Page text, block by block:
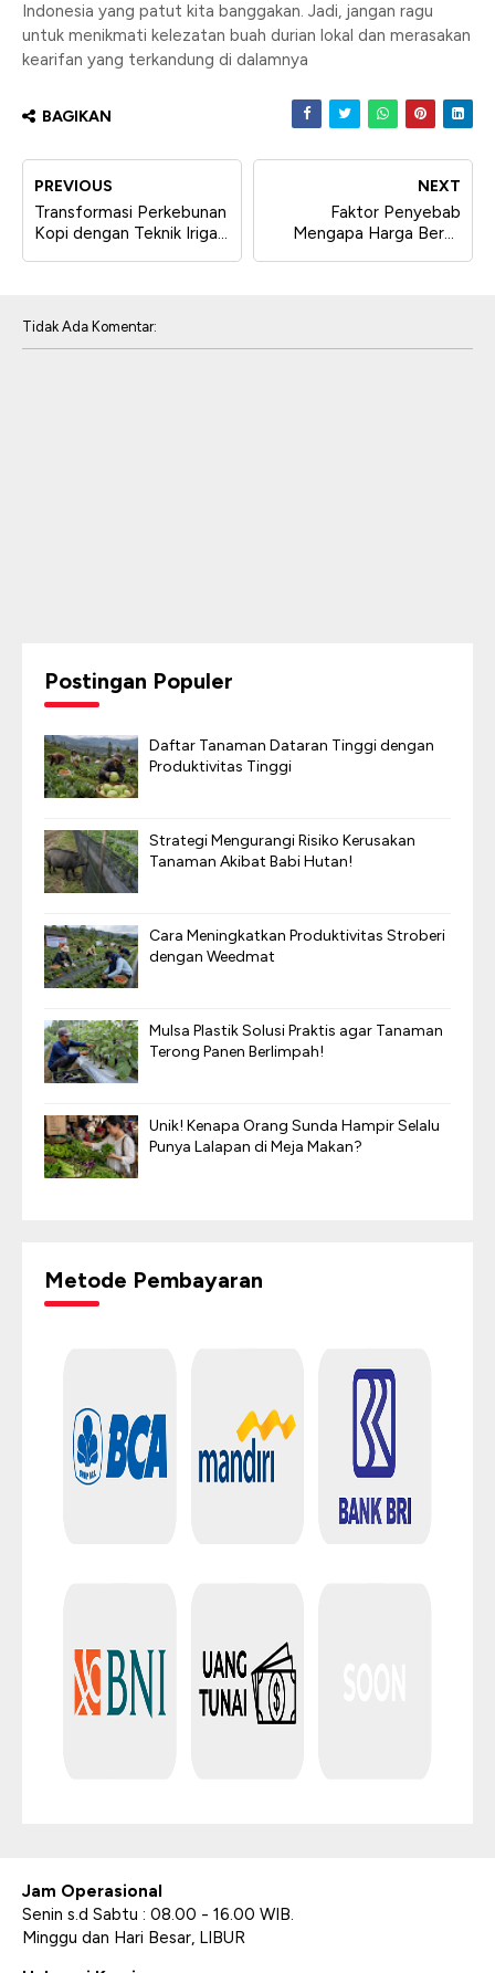
Indonesia yang patut kita banggakan. Jadi, jangan ragu
untuk menikmati kelezatan buah durian lokal dan merasakan
kearifan yang terkandung di dalamnya
BAGIKAN
NEXT
Faktor Penyebab
Mengapa Harga Beras
PREVIOUS
Transformasi Perkebunan
Kopi dengan Teknik Irigasi
Tidak Ada Komentar:
Postingan Populer
Daftar Tanaman Dataran Tinggi dengan
Produktivitas Tinggi
Strategi Mengurangi Risiko Kerusakan
Tanaman Akibat Babi Hutan!
Cara Meningkatkan Produktivitas Stroberi
dengan Weedmat
Mulsa Plastik Solusi Praktis agar Tanaman
Terong Panen Berlimpah!
Unik! Kenapa Orang Sunda Hampir Selalu
Punya Lalapan di Meja Makan?
Metode Pembayaran
Jam Operasional
Senin s.d Sabtu : 08.00 - 16.00 WIB.
Minggu dan Hari Besar, LIBUR